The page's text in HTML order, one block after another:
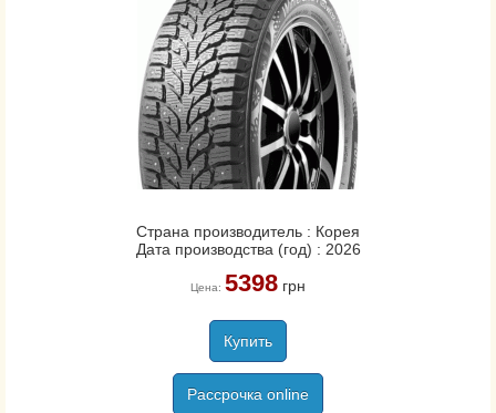
Страна производитель : Корея
Дата производства (год) : 2026
Цена: 5398грн
Купить
Рассрочка online